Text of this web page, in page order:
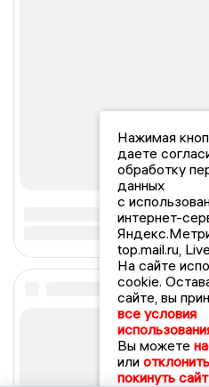
Нажимая
даете
обработку
данных
с
интернет-
top.mail.ru,
На сайте
cookie.
сайте, вы
все условия
Вы можете
или
покинуть сайт